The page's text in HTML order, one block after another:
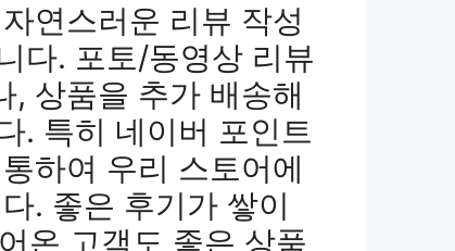
연스러운 리뷰 작성
다. 포토/동영상 리뷰
, 상품을 추가 배송해
. 특히 네이버 포인트
하여 우리 스토어에
. 좋은 후기가 쌓이
온 고객도 좋은 상품